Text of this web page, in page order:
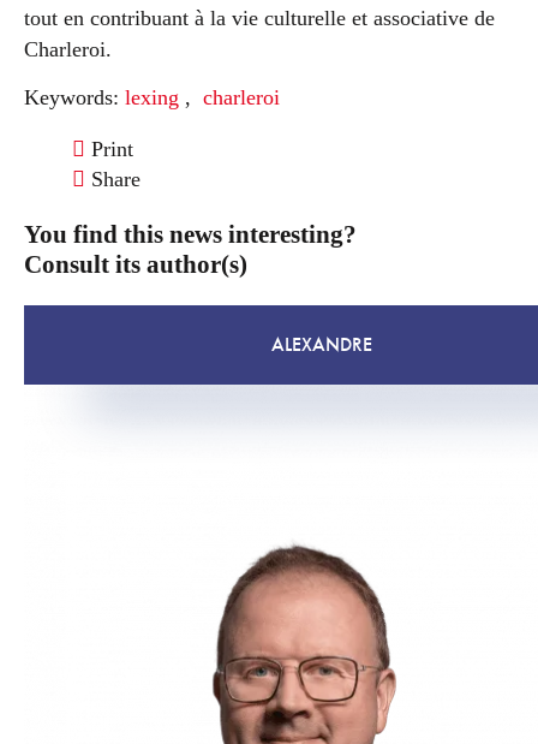
tout en contribuant à la vie culturelle et associative de
Charleroi.
Keywords: lexing , charleroi
Print
Share
You find this news interesting?
Consult its author(s)
ALEXANDRE